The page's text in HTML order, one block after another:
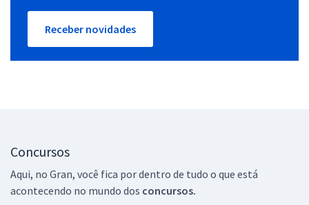
Receber novidades
Concursos
Aqui, no Gran, você fica por dentro de tudo o que está
acontecendo no mundo dos concursos.